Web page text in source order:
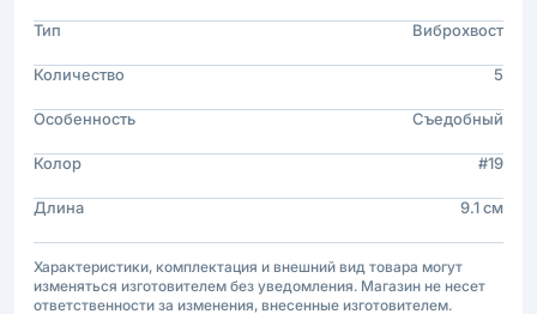
Тип Виброхвост
Количество 5
Особенность Съедобный
Колор #19
Длина 9.1 см
Характеристики, комплектация и внешний вид товара могут
изменяться изготовителем без уведомления. Магазин не несет
ответственности за изменения, внесенные изготовителем.